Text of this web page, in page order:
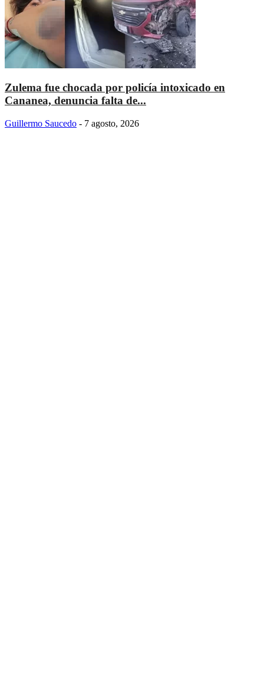
Zulema fue chocada por policía intoxicado en
Cananea, denuncia falta de...
Guillermo Saucedo - 7 agosto, 2026